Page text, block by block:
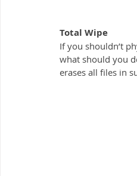
Total Wipe
If you shouldn’t
what should you
erases all files in